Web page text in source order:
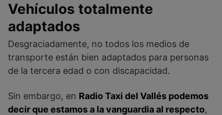
Vehículos totalmente
adaptados
Desgraciadamente, no todos los medios de
transporte están bien adaptados para personas
de la tercera edad o con discapacidad.
Sin embargo, en Radio Taxi del Vallés podemos
decir que estamos a la vanguardia al respecto,